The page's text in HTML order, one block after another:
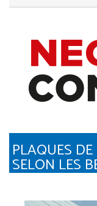
PLAQUES
SELON LES